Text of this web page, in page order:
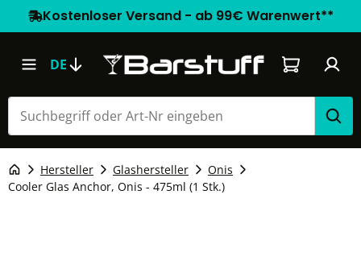
Kostenloser Versand - ab 99€ Warenwert**
DE Warenkorb
Hersteller Glashersteller
Onis
Cooler Glas Anchor, Onis - 475ml (1 Stk.)